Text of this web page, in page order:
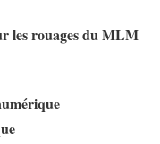
les rouages du MLM